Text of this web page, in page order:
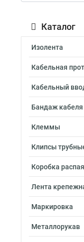
Каталог
Изолента
Кабельная
Кабельный
Бандаж кабеля
Клеммы
Клипсы
Коробка
Лента
Маркировка
Металлорукав